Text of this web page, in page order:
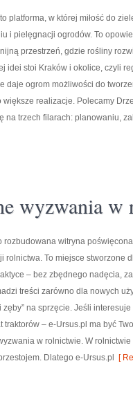
platforma, w której miłość do
i pielęgnacji ogrodów. To
przestrzeń, gdzie rośliny
idei stoi Kraków i okolice, czyli
daje ogrom możliwości do
większe realizacje. Polecamy
trzech filarach: planowaniu,
wyzwania
rozbudowana witryna
rolnictwa. To miejsce stworzone
– bez zbędnego nadęcia,
treści zarówno dla nowych
zęby” na sprzęcie. Jeśli
traktorów – e-Ursus.pl ma być
w rolnictwie. W
Dlatego e-Ursus.pl
[